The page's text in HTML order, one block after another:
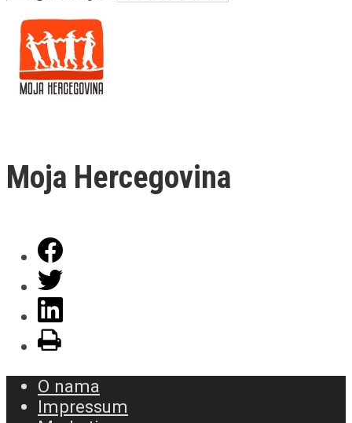
Moja Hercegovina
O nama
Impressum